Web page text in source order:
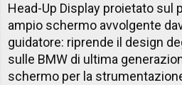
Head-Up Display proietato sul
ampio schermo avvolgente
guidatore: riprende il design
sulle BMW di ultima
schermo per la